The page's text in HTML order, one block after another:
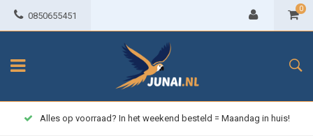
0850655451
0
Alles op voorraad? In het weekend besteld = Maandag in huis!